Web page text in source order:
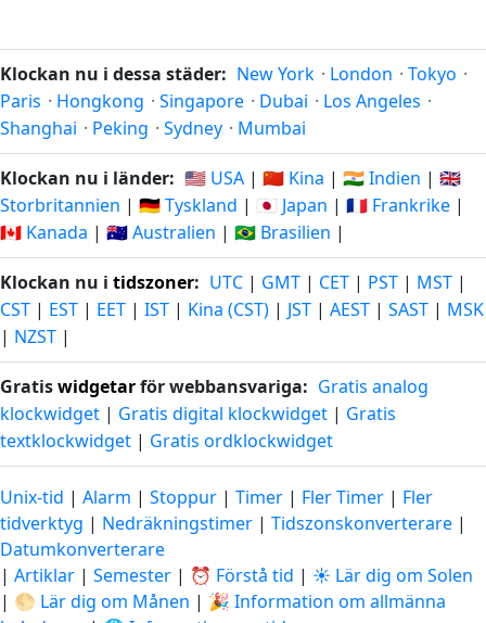
Klockan nu i dessa städer: New York · London · Tokyo ·
Paris · Hongkong · Singapore · Dubai · Los Angeles ·
Shanghai · Peking · Sydney · Mumbai
Klockan nu i länder: 🇺🇸 USA | 🇨🇳 Kina | 🇮🇳 Indien | 🇬🇧
Storbritannien | 🇩🇪 Tyskland | 🇯🇵 Japan | 🇫🇷 Frankrike |
🇨🇦 Kanada | 🇦🇺 Australien | 🇧🇷 Brasilien |
Klockan nu i tidszoner: UTC | GMT | CET | PST | MST |
CST | EST | EET | IST | Kina (CST) | JST | AEST | SAST | MSK
| NZST |
Gratiswidgetarför webbansvariga: Gratis analog
klockwidget | Gratis digital klockwidget | Gratis
textklockwidget | Gratis ordklockwidget
Unix-tid | Alarm | Stoppur | Timer | Fler Timer | Fler
tidverktyg | Nedräkningstimer | Tidszonskonverterare |
Datumkonverterare
| Artiklar | Semester | ⏰ Förstå tid | ☀️ Lär dig om Solen
| 🌕 Lär dig om Månen | 🎉 Information om allmänna